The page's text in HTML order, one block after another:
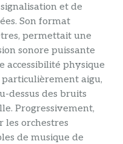
et de
Son format
permettait une
sonore puissante
accessibilité physique
particulièrement aigu,
dessus des bruits
Progressivement,
les orchestres
de musique de